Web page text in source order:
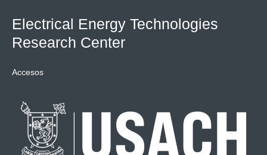
Electrical Energy Technologies
Research Center
Accesos